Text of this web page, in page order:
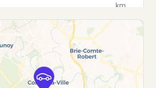
km
BRIAND
FR-77, 77240